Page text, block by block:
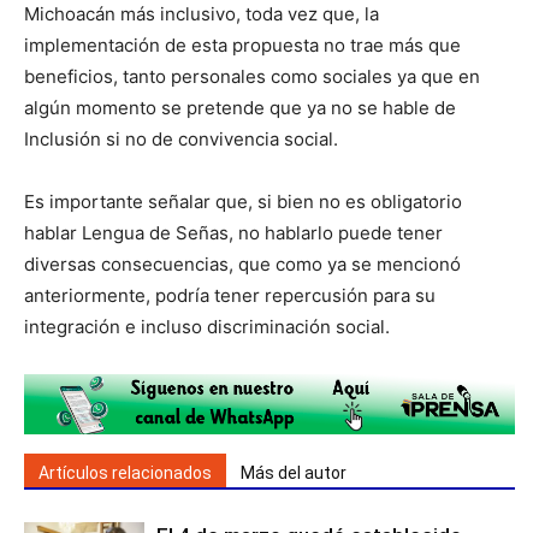
Michoacán más inclusivo, toda vez que, la
implementación de esta propuesta no trae más que
beneficios, tanto personales como sociales ya que en
algún momento se pretende que ya no se hable de
Inclusión si no de convivencia social.
Es importante señalar que, si bien no es obligatorio
hablar Lengua de Señas, no hablarlo puede tener
diversas consecuencias, que como ya se mencionó
anteriormente, podría tener repercusión para su
integración e incluso discriminación social.
Artículos relacionados Más del autor